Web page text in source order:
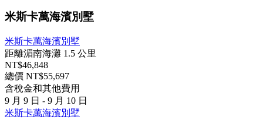
米斯卡萬海濱別墅
米斯卡萬海濱別墅
距離湄南海灘 1.5 公里
NT$46,848
總價 NT$55,697
含稅金和其他費用
9 月 9 日 - 9 月 10 日
米斯卡萬海濱別墅